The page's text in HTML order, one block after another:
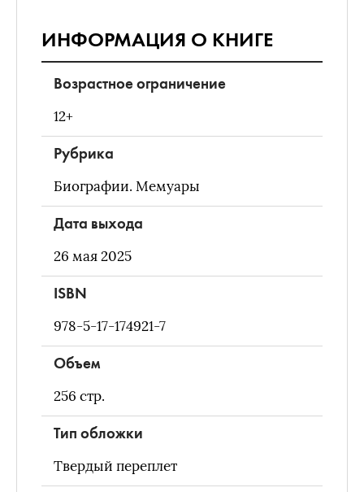
ИНФОРМАЦИЯ О КНИГЕ
Возрастное ограничение
12+
Рубрика
Биографии. Мемуары
Дата выхода
26 мая 2025
ISBN
978-5-17-174921-7
Объем
256 стр.
Тип обложки
Твердый переплет